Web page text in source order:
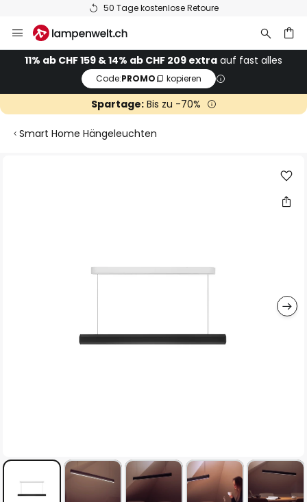
50 Tage kostenlose Retoure
Inhalt
springen
11% ab CHF 159 & 14% ab CHF 209 extra auf fast alles
Code:PROMO kopieren
Spartage:Bis zu -70%
Smart Home Hängeleuchten